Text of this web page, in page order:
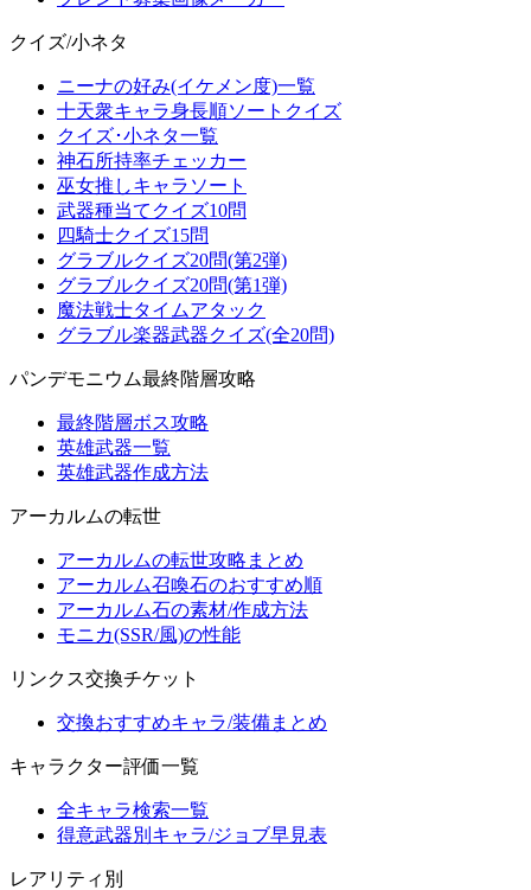
クイズ/小ネタ
ニーナの好み(イケメン度)一覧
十天衆キャラ身長順ソートクイズ
クイズ･小ネタ一覧
神石所持率チェッカー
巫女推しキャラソート
武器種当てクイズ10問
四騎士クイズ15問
グラブルクイズ20問(第2弾)
グラブルクイズ20問(第1弾)
魔法戦士タイムアタック
グラブル楽器武器クイズ(全20問)
パンデモニウム最終階層攻略
最終階層ボス攻略
英雄武器一覧
英雄武器作成方法
アーカルムの転世
アーカルムの転世攻略まとめ
アーカルム召喚石のおすすめ順
アーカルム石の素材/作成方法
モニカ(SSR/風)の性能
リンクス交換チケット
交換おすすめキャラ/装備まとめ
キャラクター評価一覧
全キャラ検索一覧
得意武器別キャラ/ジョブ早見表
レアリティ別